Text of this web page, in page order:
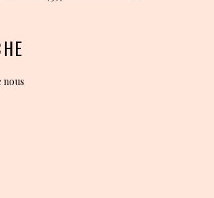
nous